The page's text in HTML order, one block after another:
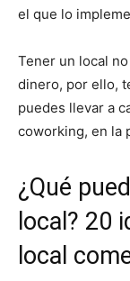
el que lo
Tener un local
dinero, por ello,
puedes llevar a
coworking, en la
¿Qué
local? 20
local